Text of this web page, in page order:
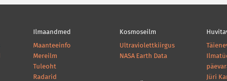
Ilmaandmed
Maanteeinfo
Mereilm
Tuleoht
Radarid
Kosmoseilm
Ultraviolettkiirgus
NASA Earth Data
Jüri